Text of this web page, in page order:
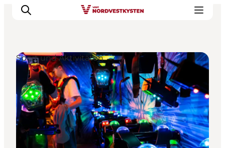
Urlaubsorte
Inspiration
Events
Unterkunft
Mach deine Urlaubsplanung
Sport und Aktivitäten